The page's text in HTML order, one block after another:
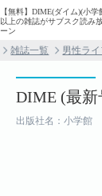
【無料】DIME(ダイム)(小
以上の雑誌がサブスク読み
ーン
雑誌一覧 男性ラ
DIME (最新
出版社名：小学館